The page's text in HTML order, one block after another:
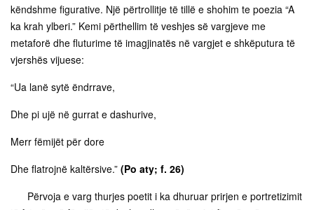
këndshme figurative. Një përtrollitje të tillë e shohim te poezia “A
ka krah ylberi.” Kemi përthellim të veshjes së vargjeve me
metaforë dhe fluturime të imagjinatës në vargjet e shkëputura të
vjershës vijuese:
“Ua lanë sytë ëndrrave,
Dhe pi ujë në gurrat e dashurive,
Merr fëmijët për dore
Dhe flatrojnë kaltërsive.” (Po aty; f. 26)
Përvoja e varg thurjes poetit i ka dhuruar prirjen e portretizimit